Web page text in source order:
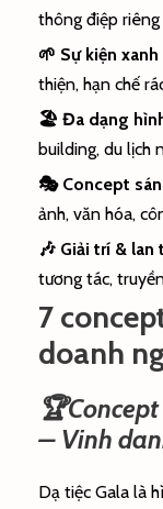
thông điệp
🌱 Sự kiện
thiện, hạn chế
🏖️ Đa dạng
building, du lịch
🎭 Concept
ảnh, văn hóa,
🎶 Giải trí & lan
tương tác,
7
doanh
– Vinh
Dạ tiệc Gala là